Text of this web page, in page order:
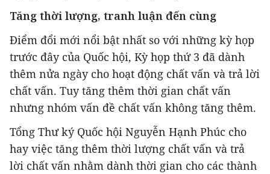
Tăng thời lượng, tranh luận đến cùng
Điểm đổi mới nổi bật nhất so với những kỳ họp
trước đây của Quốc hội, Kỳ họp thứ 3 đã dành
thêm nửa ngày cho hoạt động chất vấn và trả lời
chất vấn. Tuy tăng thêm thời gian chất vấn
nhưng nhóm vấn đề chất vấn không tăng thêm.
Tổng Thư ký Quốc hội Nguyễn Hạnh Phúc cho
hay việc tăng thêm thời lượng chất vấn và trả
lời chất vấn nhằm dành thời gian cho các thành